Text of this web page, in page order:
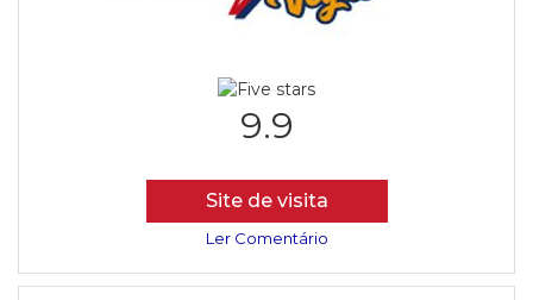
9.9
Site de visita
Ler Comentário